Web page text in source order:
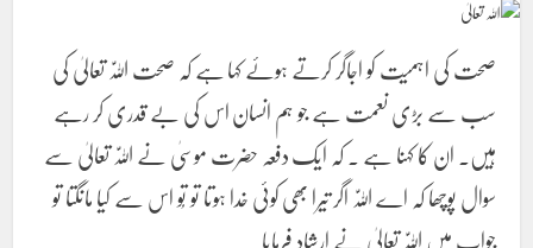
صحت کی اہمیت کو اجاگر کرتے ہوئے کہا ہے کہ صحت الّٰلہ تعالیٰ کی
سب سے بڑی نعمت ہے جو ہم انسان اس کی بے قدری کر رہے
ہیں۔ ان کا کہنا ہے ۔ کہ ایک دفعہ حضرت موسیٰ نے الّٰلہ تعالیٰ سے
سوال پوچھا کہ اے الّٰلہ اگر تیرا بھی کوئی خدا ہوتا تو تُو اس سے کیا مانگتا تو